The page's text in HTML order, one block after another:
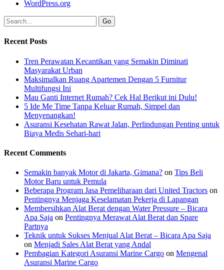
WordPress.org
Recent Posts
Tren Perawatan Kecantikan yang Semakin Diminati
Masyarakat Urban
Maksimalkan Ruang Apartemen Dengan 5 Furnitur
Multifungsi Ini
Mau Ganti Internet Rumah? Cek Hal Berikut ini Dulu!
5 Ide Me Time Tanpa Keluar Rumah, Simpel dan
Menyenangkan!
Asuransi Kesehatan Rawat Jalan, Perlindungan Penting untuk
Biaya Medis Sehari-hari
Recent Comments
Semakin banyak Motor di Jakarta, Gimana? on Tips Beli
Motor Baru untuk Pemula
Beberapa Program Jasa Pemeliharaan dari United Tractors on
Pentingnya Menjaga Keselamatan Pekerja di Lapangan
Membersihkan Alat Berat dengan Water Pressure – Bicara
Apa Saja on Pentingnya Merawat Alat Berat dan Spare
Partnya
Teknik untuk Sukses Menjual Alat Berat – Bicara Apa Saja
on Menjadi Sales Alat Berat yang Andal
Pembagian Kategori Asuransi Marine Cargo on Mengenal
Asuransi Marine Cargo